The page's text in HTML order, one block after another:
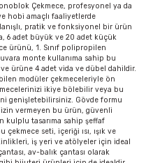
Çekmece, profesyonel ya da
hobi amaçlı faaliyetlerde
pratik ve fonksiyonel bir ürün
6 adet büyük ve 20 adet küçük
ürünü, 1. Sınıf polipropilen
monte kullanıma sahip bu
ürüne 4 adet vida ve dübel dahildir.
modüler çekmeceleriyle ön
ikiye bölebilir veya bu
genişletebilirsiniz. Gövde formu
izin vermeyen bu ürün, güvenli
kulplu tasarıma sahip şeffaf
seti, içeriği ısı, ışık ve
iş yeri ve atölyeler için ideal
av-balık çantası olarak